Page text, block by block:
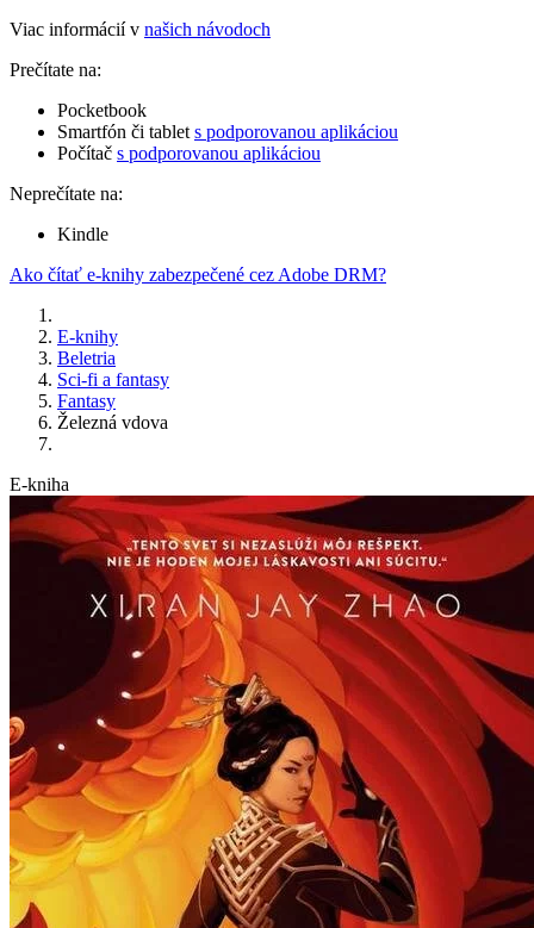
Viac informácií v našich návodoch
Prečítate na:
Pocketbook
Smartfón či tablet s podporovanou aplikáciou
Počítač s podporovanou aplikáciou
Neprečítate na:
Kindle
Ako čítať e-knihy zabezpečené cez Adobe DRM?
E-knihy
Beletria
Sci-fi a fantasy
Fantasy
Železná vdova
E-kniha